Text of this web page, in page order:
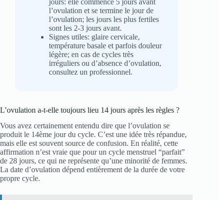
l’ovulation et se termine le jour de
l’ovulation; les jours les plus fertiles
sont les 2-3 jours avant.
Signes utiles: glaire cervicale,
température basale et parfois douleur
légère; en cas de cycles très
irréguliers ou d’absence d’ovulation,
consultez un professionnel.
L’ovulation a-t-elle toujours lieu 14 jours après les règles ?
Vous avez certainement entendu dire que l’ovulation se
produit le 14ème jour du cycle. C’est une idée très répandue,
mais elle est souvent source de confusion. En réalité, cette
affirmation n’est vraie que pour un cycle menstruel “parfait”
de 28 jours, ce qui ne représente qu’une minorité de femmes.
La date d’ovulation dépend entièrement de la durée de votre
propre cycle.